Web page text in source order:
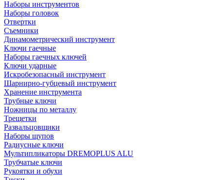
Наборы инструментов
Наборы головок
Отвертки
Съемники
Динамометрический инструмент
Ключи гаечные
Наборы гаечных ключей
Ключи ударные
Искробезопасный инструмент
Шарнирно-губцевый инструмент
Хранение инструмента
Трубные ключи
Ножницы по металлу
Трещетки
Развальцовщики
Наборы щупов
Радиусные ключи
Мультипликаторы DREMOPLUS ALU
Трубчатые ключи
Рукоятки и обухи